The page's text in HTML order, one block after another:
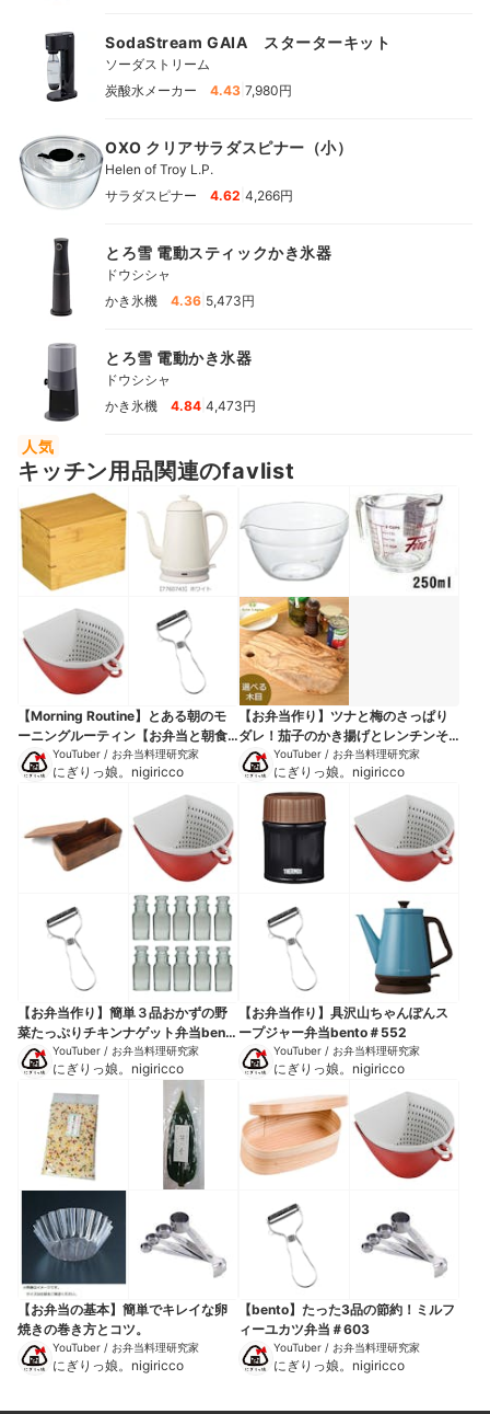
SodaStream GAIA スターターキット
ソーダストリーム
炭酸水メーカー
4.43 7,980円
OXO クリアサラダスピナー（小）
Helen of Troy L.P.
サラダスピナー
4.62 4,266円
とろ雪 電動スティックかき氷器
ドウシシャ
かき氷機
4.36 5,473円
とろ雪 電動かき氷器
ドウシシャ
かき氷機
4.84 4,473円
人気
キッチン用品関連のfavlist
【Morning Routine】とある朝のモ
ーニングルーティン【お弁当と朝食
作り】YouTuber / お弁当料理研究家
にぎりっ娘。nigiricco
【お弁当作り】ツナと梅のさっぱり
ダレ！茄子のかき揚げとレンチンそ
うめん弁当bento＃905
YouTuber / お弁当料理研究家
にぎりっ娘。nigiricco
【お弁当作り】簡単３品おかずの野
菜たっぷりチキンナゲット弁当bento
＃575YouTuber / お弁当料理研究家
にぎりっ娘。nigiricco
【お弁当作り】具沢山ちゃんぽんス
ープジャー弁当bento＃552
YouTuber / お弁当料理研究家
にぎりっ娘。nigiricco
【お弁当の基本】簡単でキレイな卵
焼きの巻き方とコツ。
YouTuber / お弁当料理研究家
にぎりっ娘。nigiricco
【bento】たった3品の節約！ミルフ
ィーユカツ弁当＃603
YouTuber / お弁当料理研究家
にぎりっ娘。nigiricco